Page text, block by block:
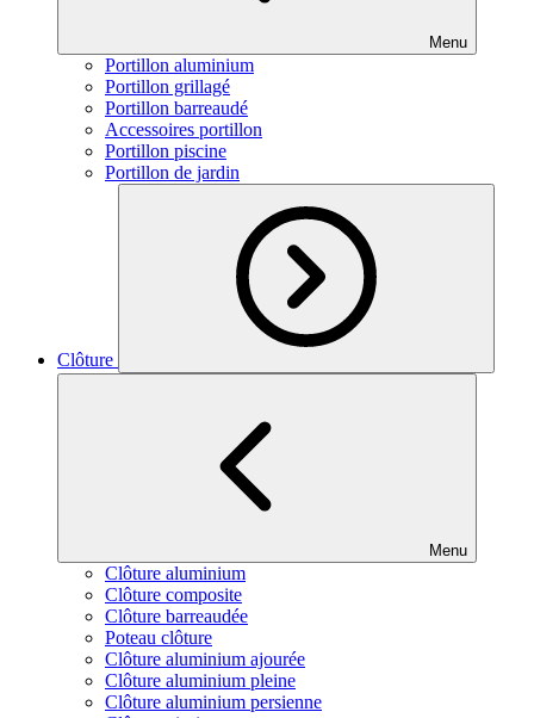
Menu
Portillon aluminium
Portillon grillagé
Portillon barreaudé
Accessoires portillon
Portillon piscine
Portillon de jardin
Clôture
Menu
Clôture aluminium
Clôture composite
Clôture barreaudée
Poteau clôture
Clôture aluminium ajourée
Clôture aluminium pleine
Clôture aluminium persienne